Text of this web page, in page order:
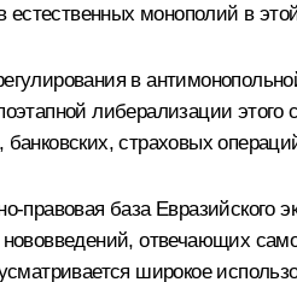
естественных монополий в
в
либерализации
страховых
правовая база Евразийского
отвечающих
широкое